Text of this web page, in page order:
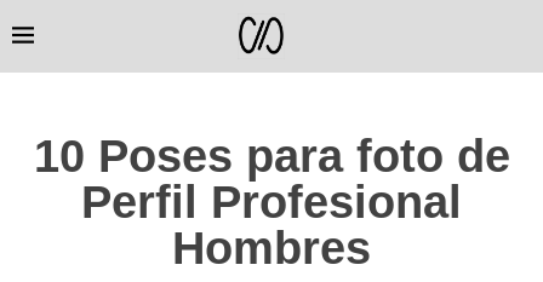
10 Poses para foto de
Perfil Profesional
Hombres